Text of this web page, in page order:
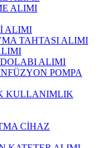
ALIMI
ALIMI
TAHTASI ALIMI
ALIMI
POMPA
KULLANIMLIK
CİHAZ